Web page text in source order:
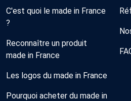
C'est quoi le made in France
?
Reconnaître un produit
made in France
Les logos du made in France
Pourquoi acheter du made in